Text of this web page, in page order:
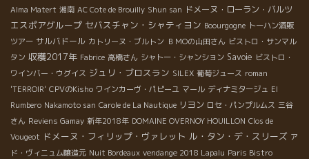
Alma Matert 湘南 AC Cote de Brouilly Shun san ドメーヌ・ローラン・バルツ
エスポアグループ セバスチャン・シャティヨン Boourgogne トーハン酒販
ツアー サルバドール カトリーヌ・ブルトン ＢＭОの山田さん ビストロ・サンマル
タン 収穫2017年 Fabrice 高橋さん シャトー・シャンション Savoie ビストロ・
ワインバー・ウグイス ジュリ・ブロスラン SILEX 葡萄ジュース roman
'TERROIR' CPVのKisho ワインカーヴ・パピーユ マール ディナミタージュ El
Rumbero Nakamoto san Carole de La Nautique リヨン ロセ・パンプルムス 三谷
さん Reviens Gamay 新年2018年 DOMAINE OVERNOY HOUILLON Clos de
Vougeot ドメーヌ・フィリップ・ヴァレット ル・タン・デ・スリーズ ア
ド・ヴィニュム醸造元 Nuit Bordeaux vendange 2018 Lapalu Paris Bistro